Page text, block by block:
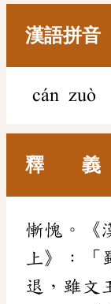
漢語拼音
cán zuò
釋 義
慚愧。《
上》：「
退，雖文